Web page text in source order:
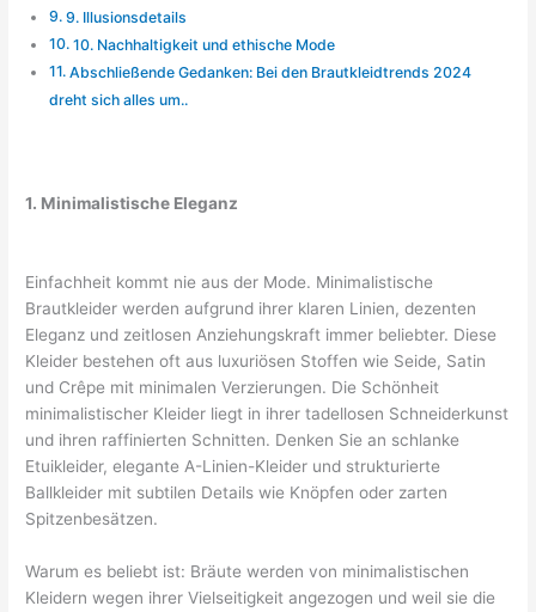
9. Illusionsdetails
10. Nachhaltigkeit und ethische Mode
Abschließende Gedanken: Bei den Brautkleidtrends 2024
dreht sich alles um..
1. Minimalistische Eleganz
Einfachheit kommt nie aus der Mode. Minimalistische
Brautkleider werden aufgrund ihrer klaren Linien, dezenten
Eleganz und zeitlosen Anziehungskraft immer beliebter. Diese
Kleider bestehen oft aus luxuriösen Stoffen wie Seide, Satin
und Crêpe mit minimalen Verzierungen. Die Schönheit
minimalistischer Kleider liegt in ihrer tadellosen Schneiderkunst
und ihren raffinierten Schnitten. Denken Sie an schlanke
Etuikleider, elegante A-Linien-Kleider und strukturierte
Ballkleider mit subtilen Details wie Knöpfen oder zarten
Spitzenbesätzen.
Warum es beliebt ist: Bräute werden von minimalistischen
Kleidern wegen ihrer Vielseitigkeit angezogen und weil sie die